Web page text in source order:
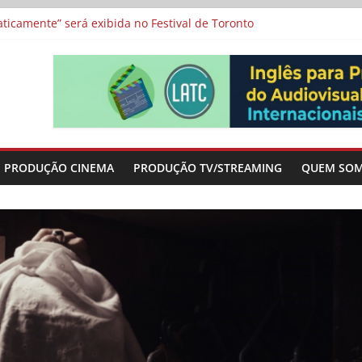
“Os Feiticeiros Inocentes” e filme-tributo de Wajda a
protagonizam adaptação brasileira de série argentina para o
e divide prêmio principal entre “Manas” e “O Agente Secreto”
metragens sobre envelhecimento criados a partir de histórias
PRODUÇÃO CINEMA PRODUÇÃO TV/STREAMING QUEM